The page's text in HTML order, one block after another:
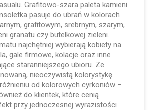
Grafitowo-szara paleta kamieni
pasuje do ubrań w kolorach
grafitowym, srebrnym, szarym,
granatu czy butelkowej zieleni.
najchętniej wybierają kobiety na
gale firmowe, kolacje oraz inne
staranniejszego ubioru. Ze
nieoczywistą kolorystykę
od kolorowych cyrkoniów –
do klientek, które cenią
przy jednoczesnej wyrazistości